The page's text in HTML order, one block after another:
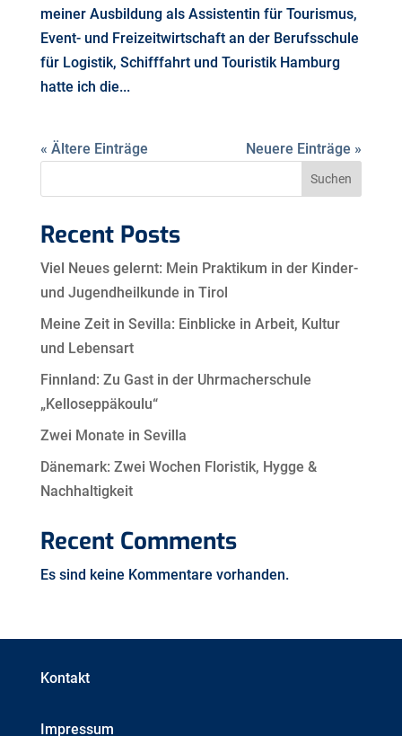
meiner Ausbildung als Assistentin für Tourismus,
Event- und Freizeitwirtschaft an der Berufsschule
für Logistik, Schifffahrt und Touristik Hamburg
hatte ich die...
« Ältere Einträge Neuere Einträge »
Suchen
Recent Posts
Viel Neues gelernt: Mein Praktikum in der Kinder-
und Jugendheilkunde in Tirol
Meine Zeit in Sevilla: Einblicke in Arbeit, Kultur
und Lebensart
Finnland: Zu Gast in der Uhrmacherschule
„Kelloseppäkoulu“
Zwei Monate in Sevilla
Dänemark: Zwei Wochen Floristik, Hygge &
Nachhaltigkeit
Recent Comments
Es sind keine Kommentare vorhanden.
Kontakt
Impressum